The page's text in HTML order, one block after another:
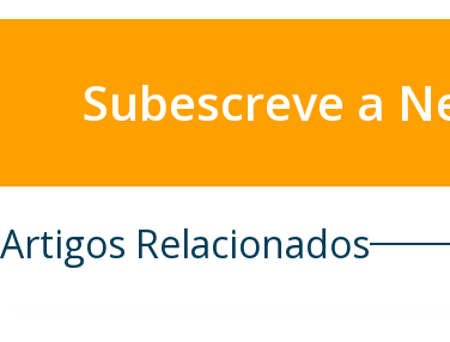
Subescreve a
Artigos Relacionados